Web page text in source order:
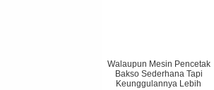
Walaupun Mesin Pencetak
Bakso Sederhana Tapi
Keunggulannya Lebih